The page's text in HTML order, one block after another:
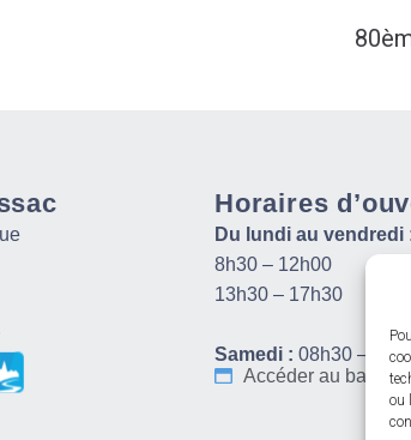
ou
Horaires
Du lundi au vendredi
8h30 – 12h00
13h30 – 17h30
Samedi : 08h30 –
Accéder au back-